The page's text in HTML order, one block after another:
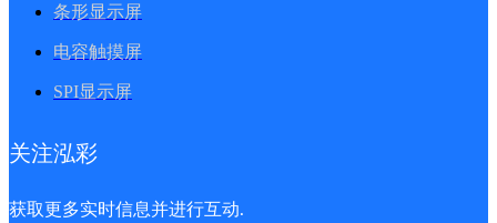
条形显示屏
电容触摸屏
SPI显示屏
关注泓彩
获取更多实时信息并进行互动.